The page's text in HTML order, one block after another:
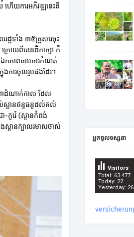
ហើយការអភិវឌ្ឍនេះគឺ
ដ្ឋទាំង ៣៥គ្រួសារចុះ
ោយពីបានពិភាក្សា ក៏
កភាពតាមការកំណត់
ងការចូលរួមផងដែរ។
ា៣ដំណាក់កាល ដែល
ពានឥន្ទធនូដល់គល់
-កូរ៉េ (ស្ពានកំពង់
ស្ពានក្បាលរមាសចាស់
អ្នកចូលទស្សនា
Total: 63 477
Today: 22
Yesterday: 26
Visitors